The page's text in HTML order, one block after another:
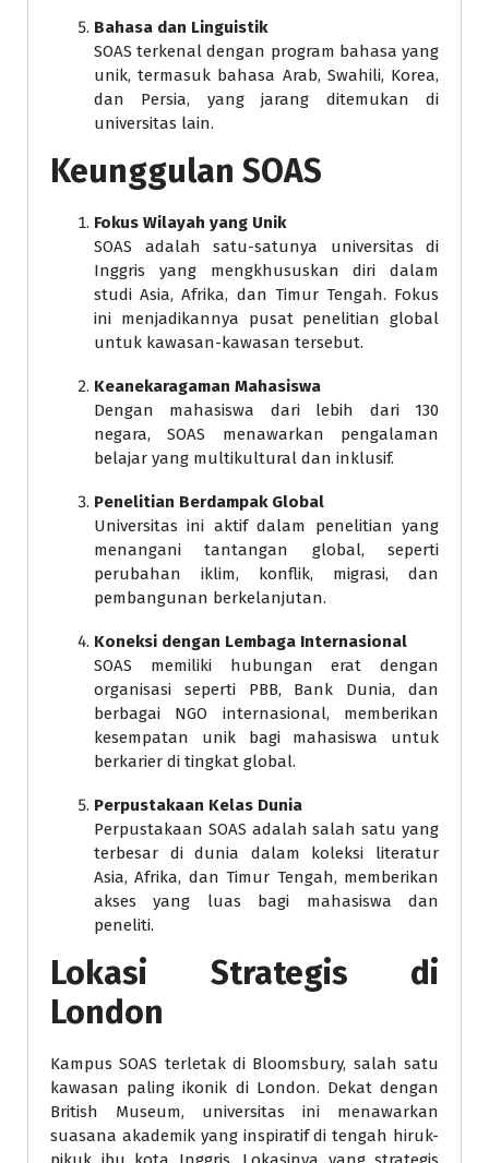
Bahasa dan Linguistik
SOAS terkenal dengan program bahasa yang
unik, termasuk bahasa Arab, Swahili, Korea,
dan Persia, yang jarang ditemukan di
universitas lain.
Keunggulan SOAS
Fokus Wilayah yang Unik
SOAS adalah satu-satunya universitas di
Inggris yang mengkhususkan diri dalam
studi Asia, Afrika, dan Timur Tengah. Fokus
ini menjadikannya pusat penelitian global
untuk kawasan-kawasan tersebut.
Keanekaragaman Mahasiswa
Dengan mahasiswa dari lebih dari 130
negara, SOAS menawarkan pengalaman
belajar yang multikultural dan inklusif.
Penelitian Berdampak Global
Universitas ini aktif dalam penelitian yang
menangani tantangan global, seperti
perubahan iklim, konflik, migrasi, dan
pembangunan berkelanjutan.
Koneksi dengan Lembaga Internasional
SOAS memiliki hubungan erat dengan
organisasi seperti PBB, Bank Dunia, dan
berbagai NGO internasional, memberikan
kesempatan unik bagi mahasiswa untuk
berkarier di tingkat global.
Perpustakaan Kelas Dunia
Perpustakaan SOAS adalah salah satu yang
terbesar di dunia dalam koleksi literatur
Asia, Afrika, dan Timur Tengah, memberikan
akses yang luas bagi mahasiswa dan
peneliti.
Lokasi Strategis di
London
Kampus SOAS terletak di Bloomsbury, salah satu
kawasan paling ikonik di London. Dekat dengan
British Museum, universitas ini menawarkan
suasana akademik yang inspiratif di tengah hiruk-